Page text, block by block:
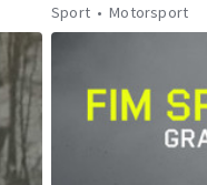
Sport
Motorsport